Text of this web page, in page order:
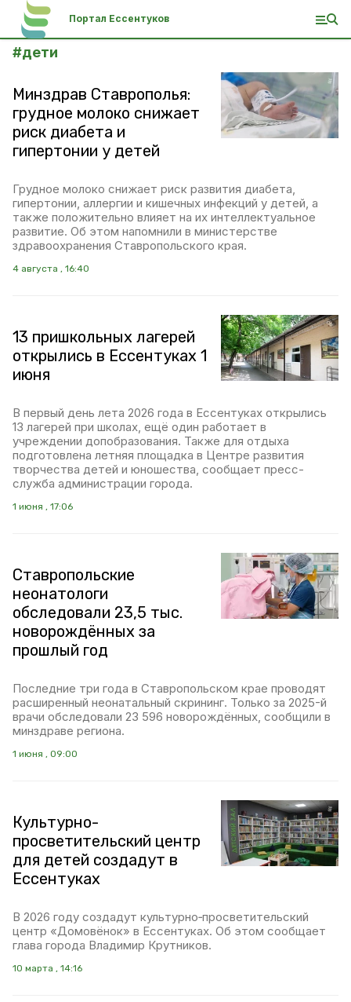
Портал Ессентуков
#дети
Минздрав Ставрополья:
грудное молоко снижает
риск диабета и
гипертонии у детей
Грудное молоко снижает риск развития диабета,
гипертонии, аллергии и кишечных инфекций у детей, а
также положительно влияет на их интеллектуальное
развитие. Об этом напомнили в министерстве
здравоохранения Ставропольского края.
4 августа , 16:40
13 пришкольных лагерей
открылись в Ессентуках 1
июня
В первый день лета 2026 года в Ессентуках открылись
13 лагерей при школах, ещё один работает в
учреждении допобразования. Также для отдыха
подготовлена летняя площадка в Центре развития
творчества детей и юношества, сообщает пресс-
служба администрации города.
1 июня , 17:06
Ставропольские
неонатологи
обследовали 23,5 тыс.
новорождённых за
прошлый год
Последние три года в Ставропольском крае проводят
расширенный неонатальный скрининг. Только за 2025-й
врачи обследовали 23 596 новорождённых, сообщили в
минздраве региона.
1 июня , 09:00
Культурно-
просветительский центр
для детей создадут в
Ессентуках
В 2026 году создадут культурно‑просветительский
центр «Домовёнок» в Ессентуках. Об этом сообщает
глава города Владимир Крутников.
10 марта , 14:16